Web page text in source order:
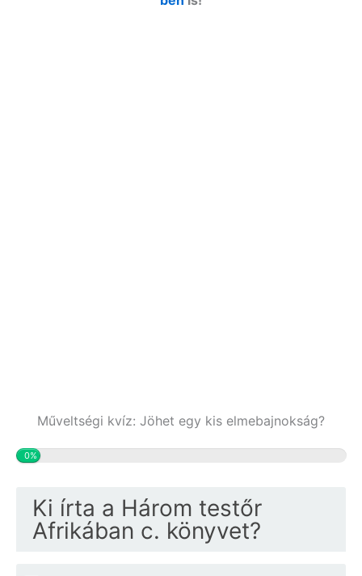
Műveltségi kvíz: Jöhet egy kis elmebajnokság?
0%
Ki írta a Három testőr
Afrikában c. könyvet?